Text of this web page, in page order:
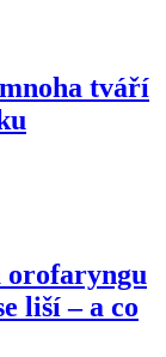
tváří
orofaryngu
liší –⁠ a co